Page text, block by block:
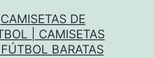
CAMISETAS DE
| CAMISETAS
BARATAS